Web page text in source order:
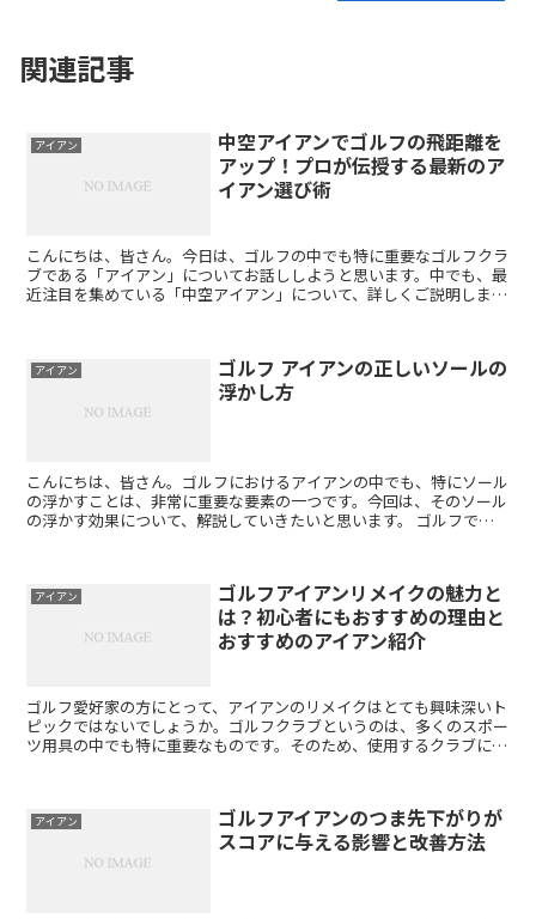
関連記事
アイアン
中空アイアンでゴルフの飛距離を
アップ！プロが伝授する最新のア
イアン選び術
こんにちは、皆さん。今日は、ゴルフの中でも特に重要なゴルフクラ
ブである「アイアン」についてお話ししようと思います。中でも、最
近注目を集めている「中空アイアン」について、詳しくご説明しま
アイアン
ゴルフ アイアンの正しいソールの
浮かし方
こんにちは、皆さん。ゴルフにおけるアイアンの中でも、特にソール
の浮かすことは、非常に重要な要素の一つです。今回は、そのソール
の浮かす効果について、解説していきたいと思います。 ゴルフで
アイアン
ゴルフアイアンリメイクの魅力と
は？初心者にもおすすめの理由と
おすすめのアイアン紹介
ゴルフ愛好家の方にとって、アイアンのリメイクはとても興味深いト
ピックではないでしょうか。ゴルフクラブというのは、多くのスポー
ツ用具の中でも特に重要なものです。そのため、使用するクラブにつ
アイアン
ゴルフアイアンのつま先下がりが
スコアに与える影響と改善方法